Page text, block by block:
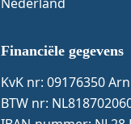
Financiële gegevens
KvK nr: 09176350
BTW nr: